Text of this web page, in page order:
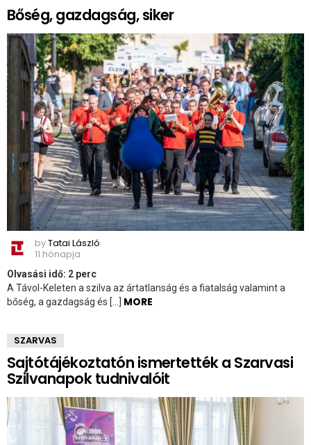
Bőség, gazdagság, siker
byTatai László
11 hónapja
Olvasási idő: 2 perc
A Távol-Keleten a szilva az ártatlanság és a fiatalság valamint a
bőség, a gazdagság és […] MORE
SZARVAS
Sajtótájékoztatón ismertették a Szarvasi
Szilvanapok tudnivalóit